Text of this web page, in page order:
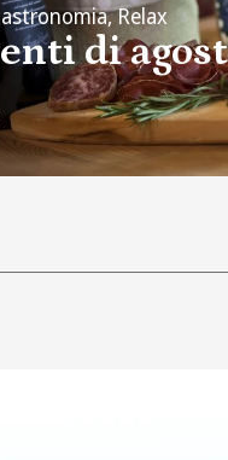
Relax
di